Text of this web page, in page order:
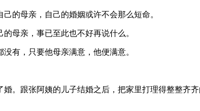
的母亲，自己的婚姻或许不会那么短命。
母亲，事已至此也不好再说什么。
有，只要他母亲满意，他便满意。
。跟张阿姨的儿子结婚之后，把家里打理得整整齐